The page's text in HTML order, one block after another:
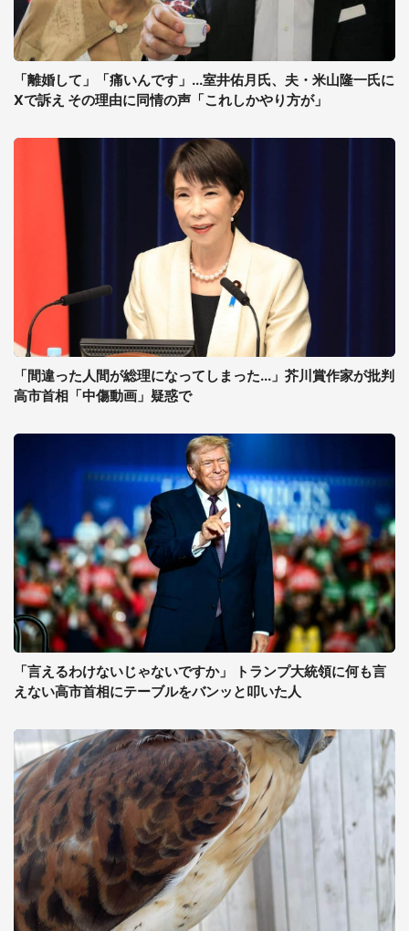
「離婚して」「痛いんです」...室井佑月氏、夫・米山隆一氏に
Xで訴え その理由に同情の声「これしかやり方が」
「間違った人間が総理になってしまった...」芥川賞作家が批判
高市首相「中傷動画」疑惑で
「言えるわけないじゃないですか」 トランプ大統領に何も言
えない高市首相にテーブルをバンッと叩いた人